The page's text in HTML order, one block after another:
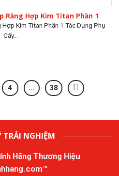
Răng Hợp Kim Titan Phần 1
Hợp Kim Titan Phần 1 Tác Dụng Phụ
Cấy...
4 … 38
TRẢI NGHIỆM
Hãng Thương Hiệu